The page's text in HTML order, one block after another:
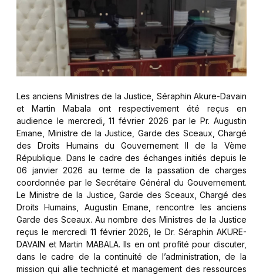
Les anciens Ministres de la Justice, Séraphin Akure-Davain
et Martin Mabala ont respectivement été reçus en
audience le mercredi, 11 février 2026 par le Pr. Augustin
Emane, Ministre de la Justice, Garde des Sceaux, Chargé
des Droits Humains du Gouvernement II de la Vème
République. Dans le cadre des échanges initiés depuis le
06 janvier 2026 au terme de la passation de charges
coordonnée par le Secrétaire Général du Gouvernement.
Le Ministre de la Justice, Garde des Sceaux, Chargé des
Droits Humains, Augustin Emane, rencontre les anciens
Garde des Sceaux. Au nombre des Ministres de la Justice
reçus le mercredi 11 février 2026, le Dr. Séraphin AKURE-
DAVAIN et Martin MABALA. Ils en ont profité pour discuter,
dans le cadre de la continuité de l’administration, de la
mission qui allie technicité et management des ressources